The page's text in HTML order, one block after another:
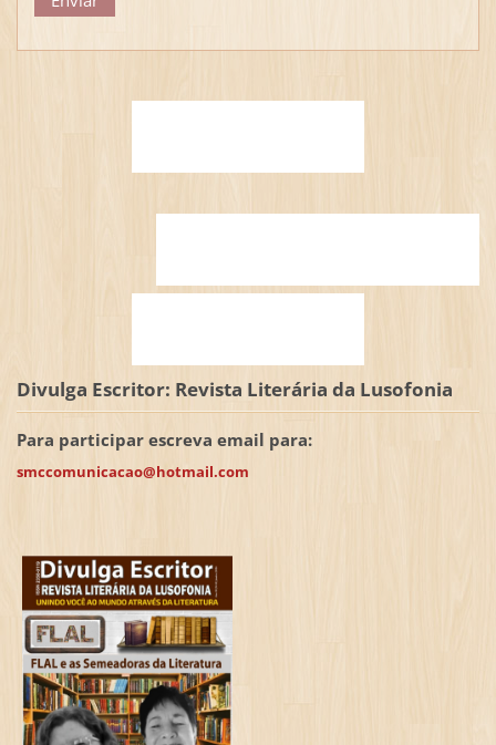
Divulga Escritor: Revista Literária da Lusofonia
Para participar escreva email para:
smccomunicacao@hotmail.com